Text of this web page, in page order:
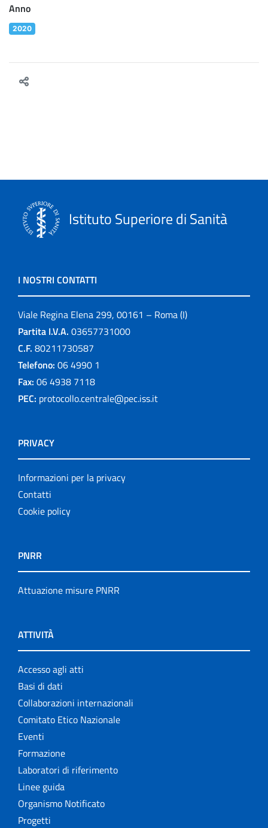
Anno
2020
Istituto Superiore di Sanità
I NOSTRI CONTATTI
Viale Regina Elena 299, 00161 – Roma (I)
Partita I.V.A. 03657731000
C.F. 80211730587
Telefono: 06 4990 1
Fax: 06 4938 7118
PEC: protocollo.centrale@pec.iss.it
PRIVACY
Informazioni per la privacy
Contatti
Cookie policy
PNRR
Attuazione misure PNRR
ATTIVITÀ
Accesso agli atti
Basi di dati
Collaborazioni internazionali
Comitato Etico Nazionale
Eventi
Formazione
Laboratori di riferimento
Linee guida
Organismo Notificato
Progetti